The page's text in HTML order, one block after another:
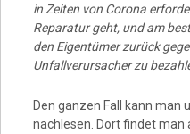
in Zeiten von Corona
Reparatur geht, und am
den Eigentümer zurück
Unfallverursacher zu
Den ganzen Fall kann man
nachlesen. Dort findet man